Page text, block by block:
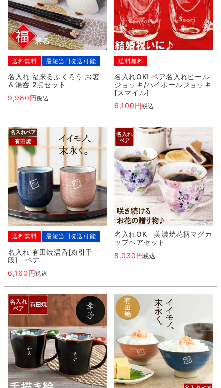
送料無料 最短当日発送可能
名入れ 福来るふくろう お箸
＆湯呑 2点セット
9,980
税込
送料無料
名入れOK! ペア名入れビール
ジョッキ/ハイボールジョッキ
[スマイル]
6,100
税込
送料無料 最短当日発送可能
名入れ 有田焼湯呑[粉引千
段] ペア
6,160
税込
名入れOK 美濃焼花柄マグカ
ップペアセット
8,030
税込